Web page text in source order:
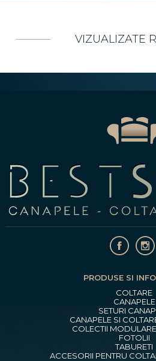
VIZUALIZATE
PRODUSE SI
COLTARE
CANAPELE
SETURI
CANAPELE SI
COLECTII
FOTOLII
TABURETI
ACCESORII PENTRU